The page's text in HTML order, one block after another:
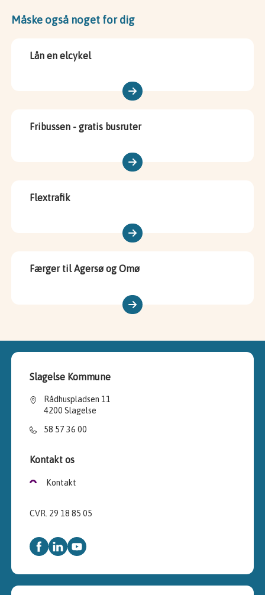
Måske også noget for dig
Lån en elcykel
Fribussen - gratis busruter
Flextrafik
Færger til Agersø og Omø
Slagelse Kommune
Rådhuspladsen 11
4200 Slagelse
58 57 36 00
Kontakt os
Kontakt
CVR. 29 18 85 05